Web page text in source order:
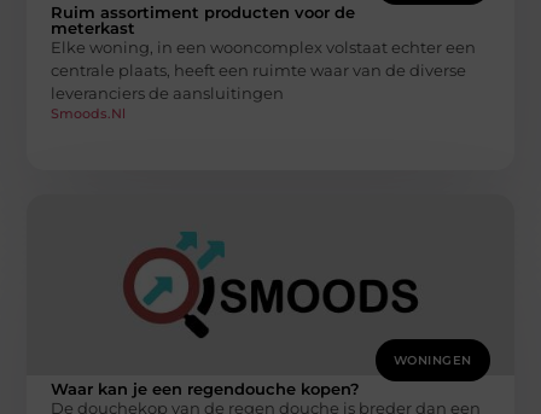
Ruim assortiment producten voor de
meterkast
Elke woning, in een wooncomplex volstaat echter een
centrale plaats, heeft een ruimte waar van de diverse
leveranciers de aansluitingen
Smoods.nl
WONINGEN
Waar kan je een regendouche kopen?
De douchekop van de regen douche is breder dan een